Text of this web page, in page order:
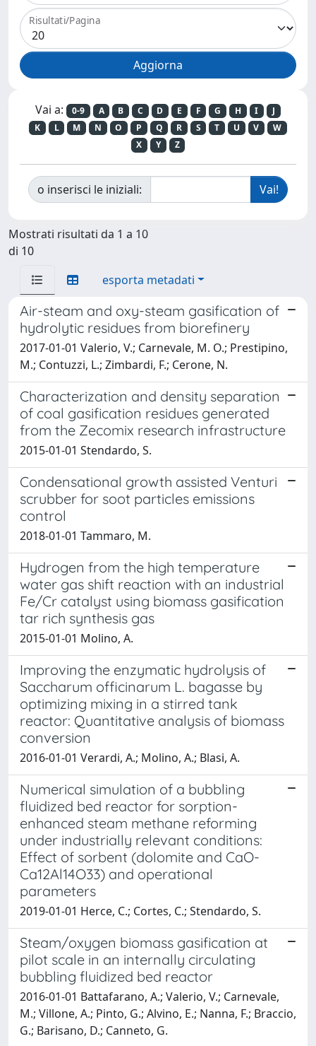
Risultati/Pagina
Vai a: 0-9 A B C D E F G H I
J
K
L M N O P Q R S T U V
W
X
Y Z
o inserisci le iniziali:
Mostrati risultati da 1 a 10
di 10
esporta metadati
Air-steam and oxy-steam gasification of
hydrolytic residues from biorefinery
2017-01-01 Valerio, V.; Carnevale, M. O.; Prestipino,
M.; Contuzzi, L.; Zimbardi, F.; Cerone, N.
Characterization and density separation
of coal gasification residues generated
from the Zecomix research infrastructure
2015-01-01 Stendardo, S.
Condensational growth assisted Venturi
scrubber for soot particles emissions
control
2018-01-01 Tammaro, M.
Hydrogen from the high temperature
water gas shift reaction with an industrial
Fe/Cr catalyst using biomass gasification
tar rich synthesis gas
2015-01-01 Molino, A.
Improving the enzymatic hydrolysis of
Saccharum officinarum L. bagasse by
optimizing mixing in a stirred tank
reactor: Quantitative analysis of biomass
conversion
2016-01-01 Verardi, A.; Molino, A.; Blasi, A.
Numerical simulation of a bubbling
fluidized bed reactor for sorption-
enhanced steam methane reforming
under industrially relevant conditions:
Effect of sorbent (dolomite and CaO-
Ca12Al14O33) and operational
parameters
2019-01-01 Herce, C.; Cortes, C.; Stendardo, S.
Steam/oxygen biomass gasification at
pilot scale in an internally circulating
bubbling fluidized bed reactor
2016-01-01 Battafarano, A.; Valerio, V.; Carnevale,
M.; Villone, A.; Pinto, G.; Alvino, E.; Nanna, F.; Braccio,
G.; Barisano, D.; Canneto, G.